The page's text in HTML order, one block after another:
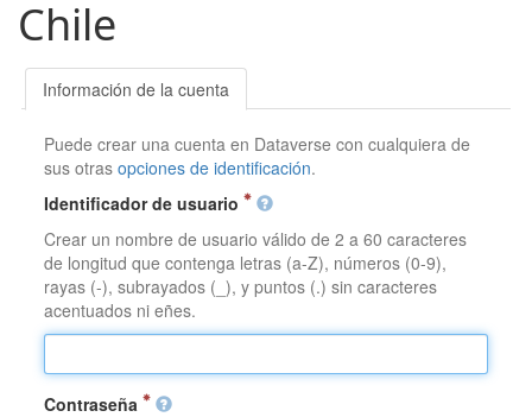
Chile
Información de la cuenta
Puede crear una cuenta en Dataverse con cualquiera de
sus otrasopciones de identificación.
Identificador de usuario
Crear un nombre de usuario válido de 2 a 60 caracteres
de longitud que contenga letras (a-Z), números (0-9),
rayas (-), subrayados (_), y puntos (.) sin caracteres
acentuados ni eñes.
Contraseña